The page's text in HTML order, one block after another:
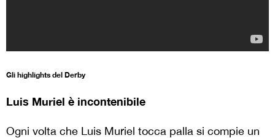
Gli highlights del Derby
Luis Muriel è incontenibile
Ogni volta che Luis Muriel tocca palla si compie un